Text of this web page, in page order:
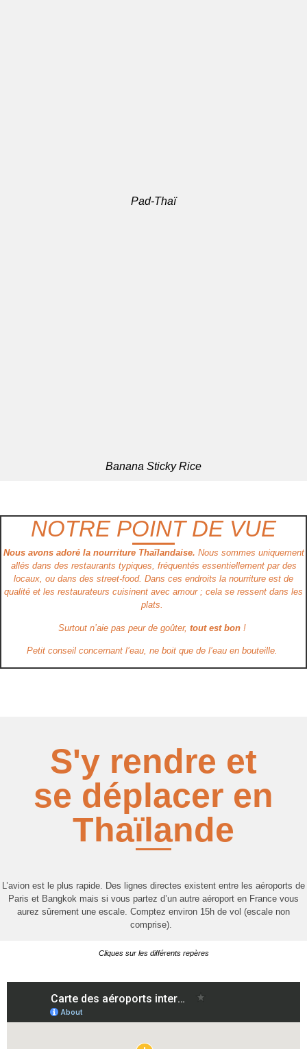
Pad-Thaï
Banana Sticky Rice
NOTRE POINT DE VUE
Nous avons adoré la nourriture Thaïlandaise. Nous sommes uniquement
allés dans des restaurants typiques, fréquentés essentiellement par des
locaux, ou dans des street-food. Dans ces endroits la nourriture est de
qualité et les restaurateurs cuisinent avec amour ; cela se ressent dans les
plats.
Surtout n’aie pas peur de goûter, tout est bon !
Petit conseil concernant l’eau, ne boit que de l’eau en bouteille.
S'y rendre et
se déplacer en
Thaïlande
L’avion est le plus rapide. Des lignes directes existent entre les aéroports de
Paris et Bangkok mais si vous partez d’un autre aéroport en France vous
aurez sûrement une escale. Comptez environ 15h de vol (escale non
comprise).
Cliques sur les différents repères